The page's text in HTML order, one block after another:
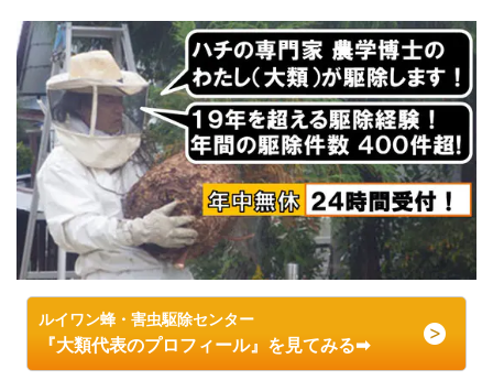
ルイワン蜂・害虫駆除センター
『大類代表のプロフィール』を見てみる➡